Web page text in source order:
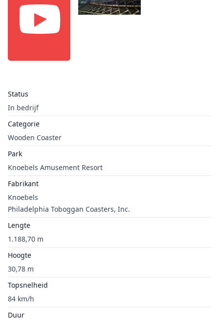
Status
In bedrijf
Categorie
Wooden Coaster
Park
Knoebels Amusement Resort
Fabrikant
Knoebels
Philadelphia Toboggan Coasters, Inc.
Lengte
1.188,70 m
Hoogte
30,78 m
Topsnelheid
84 km/h
Duur